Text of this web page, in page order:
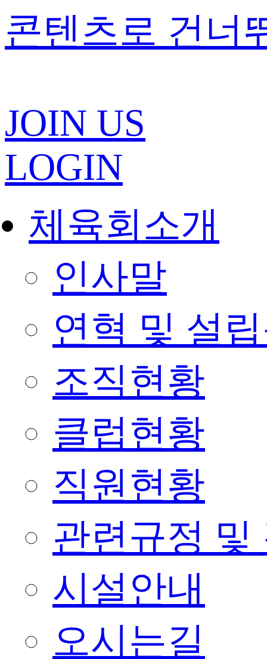
콘텐츠로 건너
JOIN US
LOGIN
체육회소개
인사말
연혁 및 설
조직현황
클럽현황
직원현황
관련규정 및
시설안내
오시는길